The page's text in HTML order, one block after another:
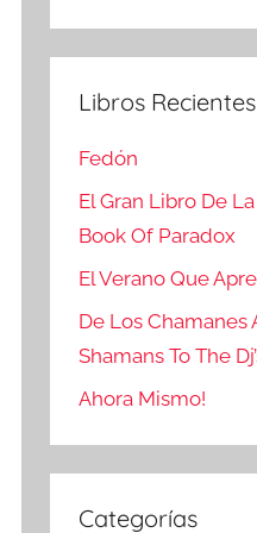
Libros Recientes
Fedón
El Gran Libro De
Book Of Paradox
El Verano Que
De Los Chamanes
Shamans To The
Ahora Mismo!
Categorías